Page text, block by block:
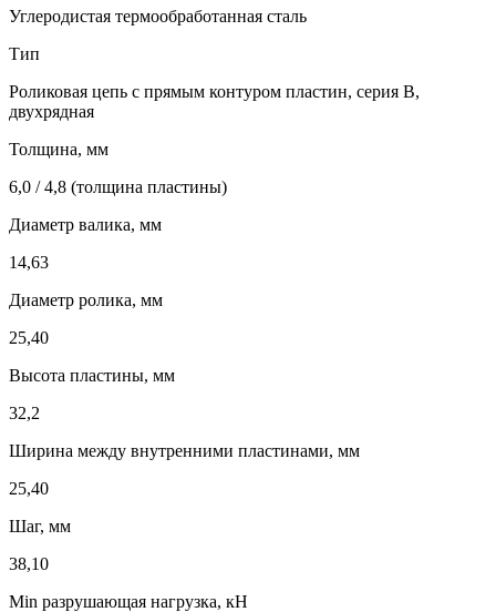
Углеродистая термообработанная сталь
Тип
Роликовая цепь с прямым контуром пластин, серия B,
двухрядная
Толщина, мм
6,0 / 4,8 (толщина пластины)
Диаметр валика, мм
14,63
Диаметр ролика, мм
25,40
Высота пластины, мм
32,2
Ширина между внутренними пластинами, мм
25,40
Шаг, мм
38,10
Min разрушающая нагрузка, кН